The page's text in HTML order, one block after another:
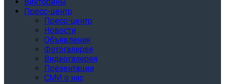
Викторины
Пресс-центр
Пресс-центр
Новости
Объявления
Фотогалерея
Видеогалерея
Презентации
СМИ о нас